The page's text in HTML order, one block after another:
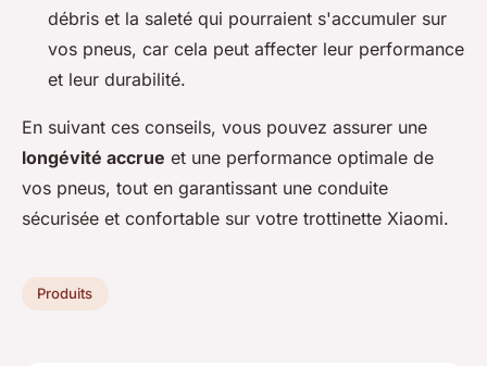
débris et la saleté qui pourraient s'accumuler sur
vos pneus, car cela peut affecter leur performance
et leur durabilité.
En suivant ces conseils, vous pouvez assurer une
longévité accrue et une performance optimale de
vos pneus, tout en garantissant une conduite
sécurisée et confortable sur votre trottinette Xiaomi.
Produits